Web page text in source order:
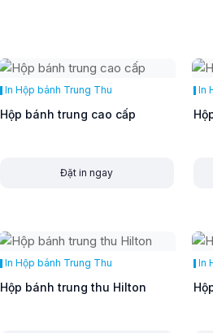
In Hộp bánh Trung Thu
Hộp bánh trung cao cấp
Đặt in ngay
In
In Hộp bánh Trung Thu
Hộp bánh trung thu Hilton
In